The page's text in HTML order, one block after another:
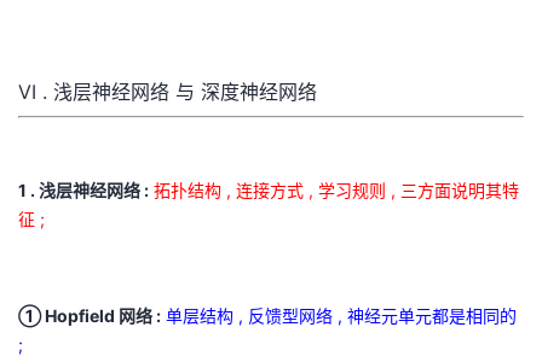
VI . 浅层神经网络 与 深度神经网络
1 . 浅层神经网络 : 拓扑结构 , 连接方式 , 学习规则 , 三方面说明其特
征 ;
① Hopfield 网络 : 单层结构 , 反馈型网络 , 神经元单元都是相同的
;